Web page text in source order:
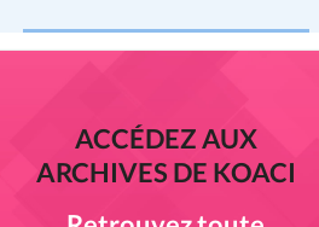
ACCÉDEZ AUX
ARCHIVES DE KOACI